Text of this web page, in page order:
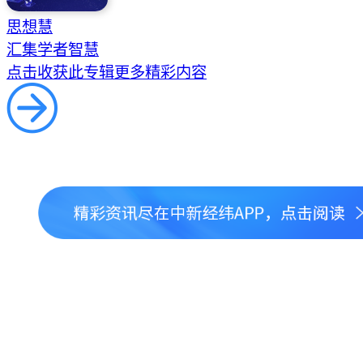
思想慧
汇集学者智慧
点击收获此专辑更多精彩内容